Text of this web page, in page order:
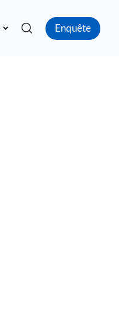
Enquête